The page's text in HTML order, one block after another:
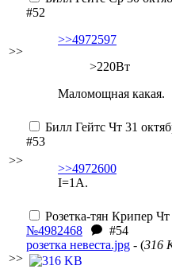
>>
#52
>>4972597
>220Вт
Маломощная какая.
>>
Билл Гейтс Чт 31
#53
>>4972600
I=1A.
>>
Розетка-тян Крипер Чт
№4982468
#54
розетка невеста.jpg - (316